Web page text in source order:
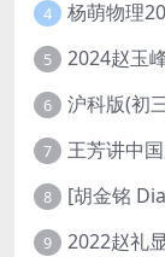
4
5
6
7 王芳讲中
8
9